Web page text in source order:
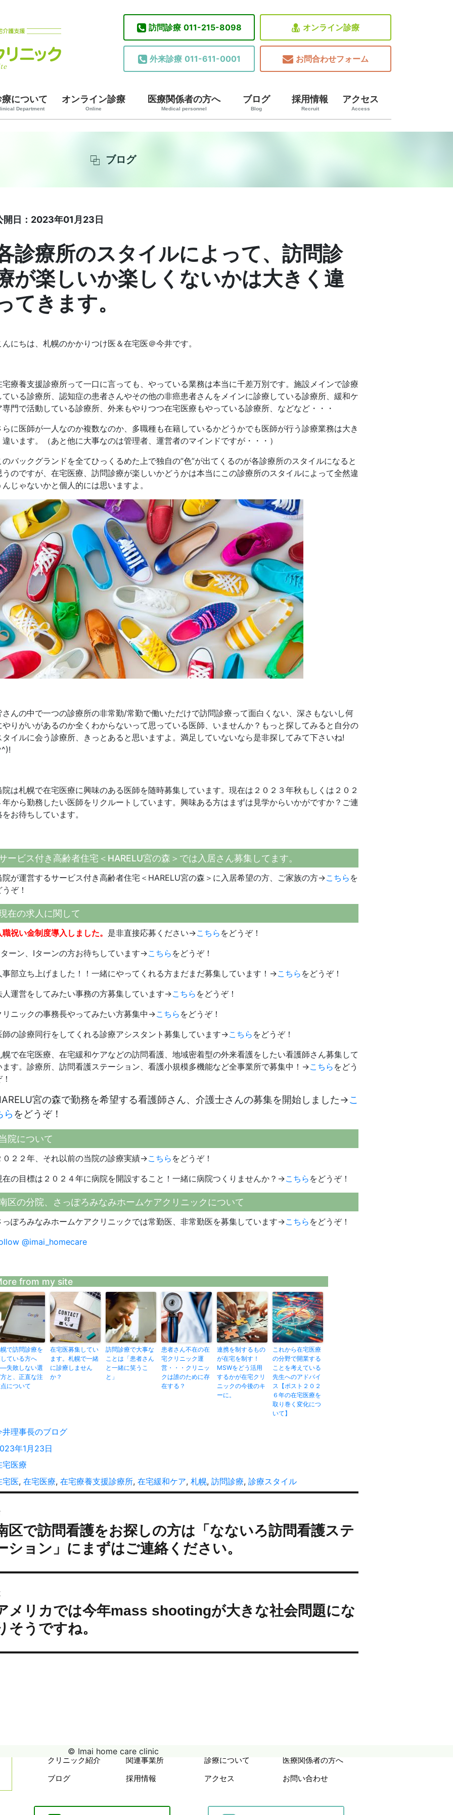
訪問診療 011-215-8098
外来診療 011-611-0001
オンライン診療
お問合わせフォーム
療について
Department
オンライン診療
Online
医療関係者の方へ
Medical personnel
ブログ
Blog
採用情報
Recruit
アクセス
Access
ブログ
開日：2023年01月23日
診療所のスタイルによって、訪問診
が楽しいか楽しくないかは大きく違
てきます。
んにちは、札幌のかかりつけ医＆在宅医＠今井です。
宅療養支援診療所って一口に言っても、やっている業務は本当に千差万別です。施設メインで診療
ている診療所、認知症の患者さんやその他の非癌患者さんをメインに診療している診療所、緩和ケ
専門で活動している診療所、外来もやりつつ在宅医療もやっている診療所、などなど・・・
らに医師が一人なのか複数なのか、多職種も在籍しているかどうかでも医師が行う診療業務は大き
違います。（あと他に大事なのは管理者、運営者のマインドですが・・・）
のバックグランドを全てひっくるめた上で独自の”色”が出てくるのが各診療所のスタイルになると
うのですが、在宅医療、訪問診療が楽しいかどうかは本当にこの診療所のスタイルによって全然違
んじゃないかと個人的には思いますよ。
さんの中で一つの診療所の非常勤/常勤で働いただけで訪問診療って面白くない、深さもないし何
やりがいがあるのか全くわからないって思っている医師、いませんか？もっと探してみると自分の
タイルに会う診療所、きっとあると思いますよ。満足していないなら是非探してみて下さいね!
院は札幌で在宅医療に興味のある医師を随時募集しています。現在は２０２３年秋もしくは２０２
年から勤務したい医師をリクルートしています。興味ある方はまずは見学からいかがですか？ご連
をお待ちしています。
ービス付き高齢者住宅＜HARELU宮の森＞では入居さん募集してます。
院が運営するサービス付き高齢者住宅＜HARELU宮の森＞に入居希望の方、ご家族の方→こちら を
ぞ！
在の求人に関して
職祝い金制度導入しました。 是非直接応募ください→こちら をどうぞ！
ーン、Iターンの方お待ちしています→こちら をどうぞ！
事部立ち上げました！！一緒にやってくれる方まだまだ募集しています！→こちら をどうぞ！
人運営をしてみたい事務の方募集しています→こちら をどうぞ！
リニックの事務長やってみたい方募集中→こちら をどうぞ！
師の診療同行をしてくれる診療アシスタント募集しています→こちら をどうぞ！
幌で在宅医療、在宅緩和ケアなどの訪問看護、地域密着型の外来看護をしたい看護師さん募集して
ます。診療所、訪問看護ステーション、看護小規模多機能など全事業所で募集中！→こちら をどう
宮の森で勤務を希望する看護師さん、介護士さんの募集を開始しました→こ
ら をどうぞ！
院について
０２２年、それ以前の当院の診療実績→こちら をどうぞ！
在の目標は２０２４年に病院を開設すること！一緒に病院つくりませんか？→こちら をどうぞ！
区の分院、さっぽろみなみホームケアクリニックについて
っぽろみなみホームケアクリニックでは常勤医、非常勤医を募集しています→こちら をどうぞ！
@imai_homecare
from my site
で訪問診療を
ている方へ
失敗しない選
と、正直な注
について
在宅医募集してい
ます。札幌で一緒
に診療しません
か？
訪問診療で大事な
ことは「患者さん
と一緒に笑うこ
と」
患者さん不在の在
宅クリニック運
営・・・クリニッ
クは誰のために存
在する？
連携を制するもの
が在宅を制す！
MSWをどう活用
するかが在宅クリ
ニックの今後のキ
ーに。
これから在宅医療
の分野で開業する
ことを考えている
先生へのアドバイ
ス【ポスト２０２
６年の在宅医療を
取り巻く変化につ
いて】
井理事長のブログ
年1月23日
宅医療
宅医, 在宅医療, 在宅療養支援診療所, 在宅緩和ケア, 札幌, 訪問診療, 診療スタイル
:
区で訪問看護をお探しの方は「なないろ訪問看護ステ
ション」にまずはご連絡ください。
メリカでは今年mass shootingが大きな社会問題にな
そうですね。
クリニック紹介 関連事業所 診療について
医療関係者の方へ
ブログ
採用情報 アクセス お問い合わせ
© Imai home care clinic